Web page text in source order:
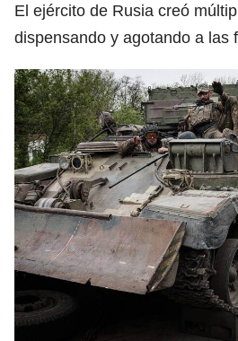
El ejército de Rusia creó
dispensando y agotando a las